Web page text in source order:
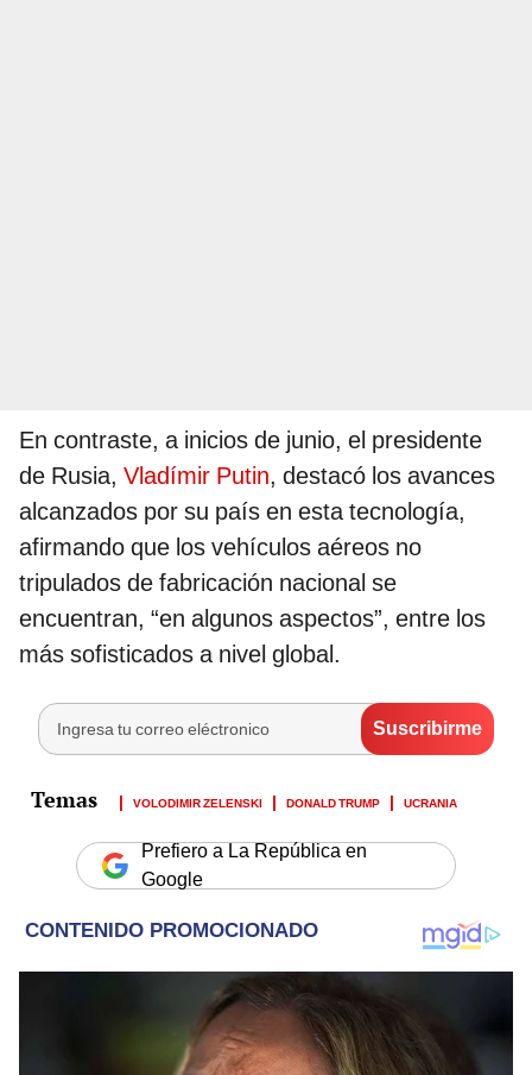
En contraste, a inicios de junio, el presidente
de Rusia, Vladímir Putin, destacó los avances
alcanzados por su país en esta tecnología,
afirmando que los vehículos aéreos no
tripulados de fabricación nacional se
encuentran, “en algunos aspectos”, entre los
más sofisticados a nivel global.
VOLODIMIR ZELENSKI DONALD TRUMP UCRANIA
Prefiero a La República en
Google